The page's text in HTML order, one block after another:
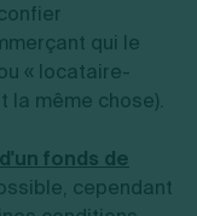
qui le
« locataire-
la même chose).
fonds de
cependant